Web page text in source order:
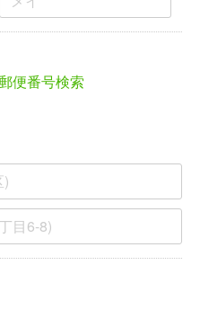
便番号検索